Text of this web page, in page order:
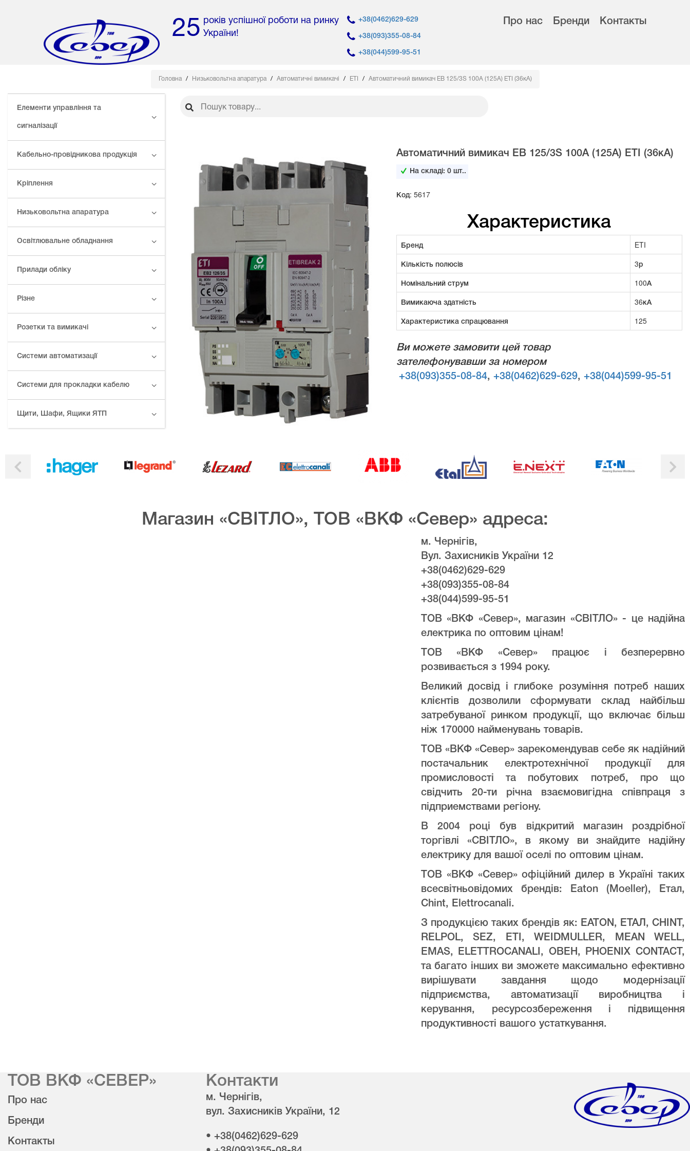
25 років успішної роботи на ринку
України!
+38(0462)629-629
+38(093)355-08-84
+38(044)599-95-51
Про нас Бренди Контакты
Елементи управління та
сигналізації
Кабельно-провідникова продукція
Кріплення
Низьковольтна апаратура
Освітлювальне обладнання
Прилади обліку
Різне
Розетки та вимикачі
Системи автоматизації
Системи для прокладки кабелю
Щити, Шафи, Ящики ЯТП
Головна Низьковольтна апаратура Автоматичні вимикачі ETI Автоматичний вимикач EB 125/3S 100А (125А) ETI (36кА)
Автоматичний вимикач EB 125/3S 100А (125А) ETI (36кА)
На складі: 0шт..
Код: 5617
Характеристика
Бренд
ETI
Кількість полюсів
3р
Номінальний струм
100А
Вимикаюча здатність
36кА
Характеристика спрацювання
125
Ви можете замовити цей товар
зателефонувавши за номером
+38(093)355-08-84, +38(0462)629-629, +38(044)599-95-51
Магазин «СВІТЛО», ТОВ «ВКФ «Север» адреса:
м. Чернігів,
Вул. Захисників України 12
+38(0462)629-629
+38(093)355-08-84
+38(044)599-95-51
ТОВ «ВКФ «Север», магазин «СВІТЛО» - це надійна
електрика по оптовим цінам!
ТОВ «ВКФ «Север» працює і безперервно
розвивається з 1994 року.
Великий досвід і глибоке розуміння потреб наших
клієнтів дозволили сформувати склад найбільш
затребуваної ринком продукції, що включає більш
ніж 170000 найменувань товарів.
ТОВ «ВКФ «Север» зарекомендував себе як надійний
постачальник електротехнічної продукції для
промисловості та побутових потреб, про що
свідчить 20-ти річна взаємовигідна співпраця з
підприемствами регіону.
В 2004 році був відкритий магазин роздрібної
торгівлі «СВІТЛО», в якому ви знайдите надійну
електрику для вашої оселі по оптовим цінам.
ТОВ «ВКФ «Север» офіційний дилер в Україні таких
всесвітньовідомих брендів: Eaton (Moeller), Етал,
Chint, Elettrocanali.
З продукцією таких брендів як: EATON, ЕТАЛ, CHINT,
RELPOL, SEZ, ETI, WEIDMULLER, MEAN WELL,
EMAS, ELETTROCANALI, ОВЕН, PHOENIX CONTACT,
та багато інших ви зможете максимально ефективно
вирішувати завдання щодо модернізації
підприємства, автоматизації виробництва і
керування, ресурсозбереження і підвищення
продуктивності вашого устаткування.
ТОВ ВКФ «СЕВЕР»
Про нас
Бренди
Контакты
Контакти
м. Чернігів,
вул. Захисників України, 12
• +38(0462)629-629